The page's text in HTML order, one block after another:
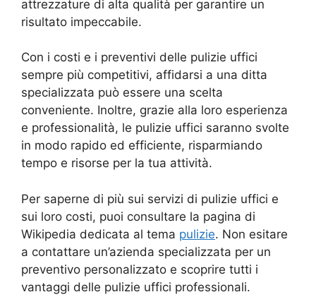
attrezzature di alta qualità per garantire un
risultato impeccabile.
Con i costi e i preventivi delle pulizie uffici
sempre più competitivi, affidarsi a una ditta
specializzata può essere una scelta
conveniente. Inoltre, grazie alla loro esperienza
e professionalità, le pulizie uffici saranno svolte
in modo rapido ed efficiente, risparmiando
tempo e risorse per la tua attività.
Per saperne di più sui servizi di pulizie uffici e
sui loro costi, puoi consultare la pagina di
Wikipedia dedicata al tema pulizie. Non esitare
a contattare un’azienda specializzata per un
preventivo personalizzato e scoprire tutti i
vantaggi delle pulizie uffici professionali.